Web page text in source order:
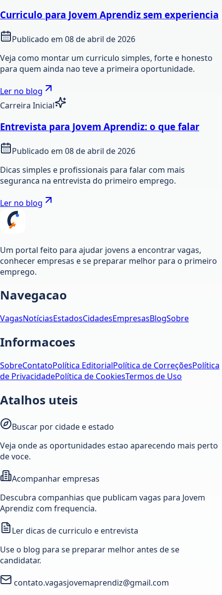
Curriculo para Jovem Aprendiz sem experiencia
Publicado em 08 de abril de 2026
Veja como montar um curriculo simples, forte e honesto
para quem ainda nao teve a primeira oportunidade.
Ler no blog
Carreira Inicial
Entrevista para Jovem Aprendiz: o que falar
Publicado em 08 de abril de 2026
Dicas simples e profissionais para falar com mais
seguranca na entrevista do primeiro emprego.
Ler no blog
Um portal feito para ajudar jovens a encontrar vagas,
conhecer empresas e se preparar melhor para o primeiro
emprego.
Navegacao
VagasNotíciasEstadosCidadesEmpresasBlogSobre
Informacoes
SobreContatoPolítica EditorialPolítica de CorreçõesPolítica
de PrivacidadePolítica de CookiesTermos de Uso
Atalhos uteis
Buscar por cidade e estado
Veja onde as oportunidades estao aparecendo mais perto
de voce.
Acompanhar empresas
Descubra companhias que publicam vagas para Jovem
Aprendiz com frequencia.
Ler dicas de curriculo e entrevista
Use o blog para se preparar melhor antes de se
candidatar.
contato.vagasjovemaprendiz@gmail.com